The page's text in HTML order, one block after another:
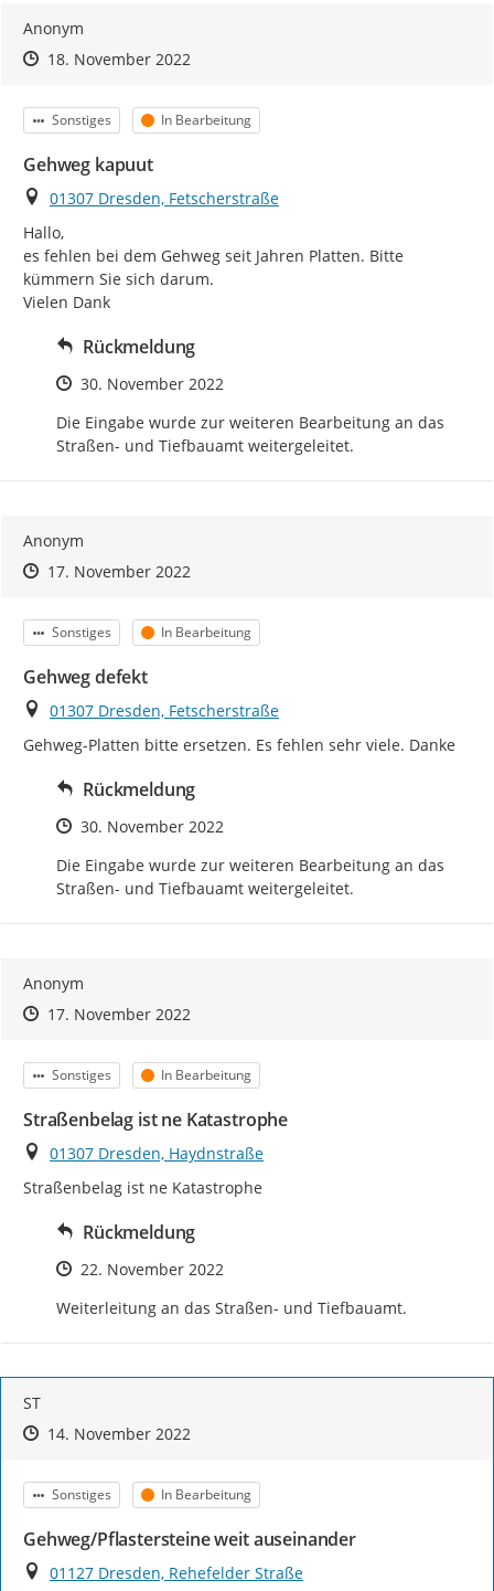
Anonym
Zeitpunkt des Erstellens
Zeitpunkt des Erstellens
18. November 2022Zur Äußerung
Kategorie
Sonstiges Status
In Bearbeitung
Gehweg kapuut
Ort
01307 Dresden, Fetscherstraße
Hallo,
es fehlen bei dem Gehweg seit Jahren Platten. Bitte
kümmern Sie sich darum.
Vielen Dank
Rückmeldung
Zeitpunkt des Erstellens
30. November 2022
Die Eingabe wurde zur weiteren Bearbeitung an das
Straßen- und Tiefbauamt weitergeleitet.
Anonym
Zeitpunkt des Erstellens
Zeitpunkt des Erstellens
17. November 2022Zur Äußerung
Kategorie
Sonstiges Status
In Bearbeitung
Gehweg defekt
Ort
01307 Dresden, Fetscherstraße
Gehweg-Platten bitte ersetzen. Es fehlen sehr viele. Danke
Rückmeldung
Zeitpunkt des Erstellens
30. November 2022
Die Eingabe wurde zur weiteren Bearbeitung an das
Straßen- und Tiefbauamt weitergeleitet.
Anonym
Zeitpunkt des Erstellens
Zeitpunkt des Erstellens
17. November 2022Zur Äußerung
Kategorie
Sonstiges Status
In Bearbeitung
Straßenbelag ist ne Katastrophe
Ort
01307 Dresden, Haydnstraße
Straßenbelag ist ne Katastrophe
Rückmeldung
Zeitpunkt des Erstellens
22. November 2022
Weiterleitung an das Straßen- und Tiefbauamt.
ST
Zeitpunkt des Erstellens
Zeitpunkt des Erstellens
14. November 2022Zur Äußerung
Kategorie
Sonstiges Status
In Bearbeitung
Gehweg/Pflastersteine weit auseinander
Ort
01127 Dresden, Rehefelder Straße